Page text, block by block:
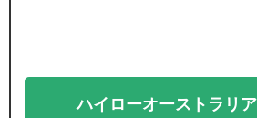
ハイローオーストラリ